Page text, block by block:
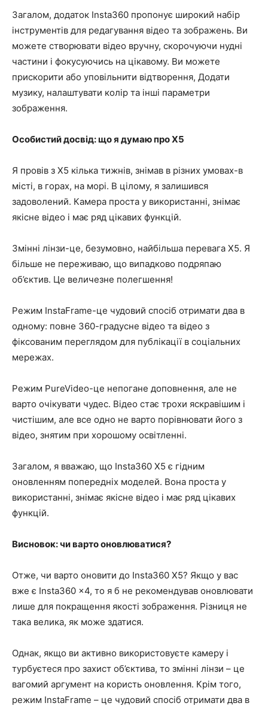
Загалом, додаток Insta360 пропонує широкий набір
інструментів для редагування відео та зображень. Ви
можете створювати відео вручну, скорочуючи нудні
частини і фокусуючись на цікавому. Ви можете
прискорити або уповільнити відтворення, Додати
музику, налаштувати колір та інші параметри
зображення.
Особистий досвід: що я думаю про X5
Я провів з X5 кілька тижнів, знімав в різних умовах-в
місті, в горах, на морі. В цілому, я залишився
задоволений. Камера проста у використанні, знімає
якісне відео і має ряд цікавих функцій.
Змінні лінзи-це, безумовно, найбільша перевага X5. Я
більше не переживаю, що випадково подряпаю
об’єктив. Це величезне полегшення!
Режим InstaFrame-це чудовий спосіб отримати два в
одному: повне 360-градусне відео та відео з
фіксованим переглядом для публікації в соціальних
мережах.
Режим PureVideo-це непогане доповнення, але не
варто очікувати чудес. Відео стає трохи яскравішим і
чистішим, але все одно не варто порівнювати його з
відео, знятим при хорошому освітленні.
Загалом, я вважаю, що Insta360 X5 є гідним
оновленням попередніх моделей. Вона проста у
використанні, знімає якісне відео і має ряд цікавих
функцій.
Висновок: чи варто оновлюватися?
Отже, чи варто оновити до Insta360 X5? Якщо у вас
вже є Insta360 x4, то я б не рекомендував оновлювати
лише для покращення якості зображення. Різниця не
така велика, як може здатися.
Однак, якщо ви активно використовуєте камеру і
турбуєтеся про захист об’єктива, то змінні лінзи – це
вагомий аргумент на користь оновлення. Крім того,
режим InstaFrame – це чудовий спосіб отримати два в